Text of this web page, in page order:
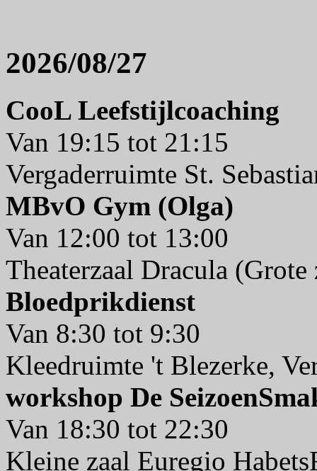
2026/08/27
CooL Leefstijlcoaching
Van 19:15 tot 21:15
Vergaderruimte St.
MBvO Gym (Olga)
Van 12:00 tot 13:00
Theaterzaal Dracula (Grote
Bloedprikdienst
Van 8:30 tot 9:30
Kleedruimte 't Blezerke,
workshop De
Van 18:30 tot 22:30
Kleine zaal Euregio